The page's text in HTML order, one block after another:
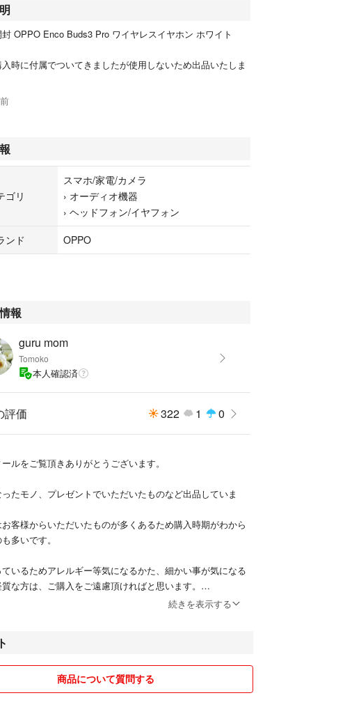
OPPO Enco Buds3 Pro ワイヤレスイヤホン ホワイト
時に付属でついてきましたが使用しないため出品いたしま
ゴリ
スマホ/家電/カメラ
› オーディオ機器
› ヘッドフォン/イヤフォン
ンド
OPPO
報
guru mom
Tomoko
本人確認済
評価 322 1 0
ルをご覧頂きありがとうございます。
たモノ、プレゼントでいただいたものなど出品していま
客様からいただいたものが多くあるため購入時期がわから
多いです。
いるためアレルギー等気になるかた、細かい事が気になる
な方は、ご購入をご遠慮頂ければと思います。
対応は出来ません。ご了承ください。
メントなし即購入大歓迎です！
続きを表示する
商品について質問する